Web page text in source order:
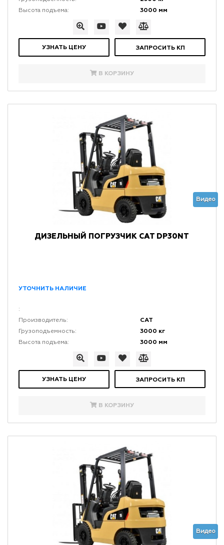
Высота подъема: 3000 мм
УЗНАТЬ ЦЕНУ ЗАПРОСИТЬ КП
В КОРЗИНУ
Видео
ДИЗЕЛЬНЫЙ ПОГРУЗЧИК CAT DP30NT
УТОЧНИТЬ НАЛИЧИЕ
:
Производитель:
CAT
Грузоподъемность: 3000 кг
Высота подъема: 3000 мм
УЗНАТЬ ЦЕНУ ЗАПРОСИТЬ КП
В КОРЗИНУ
Видео